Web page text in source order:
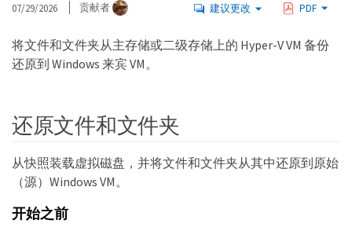
07/29/2026 贡献者 建议更改 PDF
将文件和文件夹从主存储或二级存储上的 Hyper-V VM 备份
还原到 Windows 来宾 VM。
还原文件和文件夹
从快照装载虚拟磁盘，并将文件和文件夹从其中还原到原始
（源）Windows VM。
开始之前